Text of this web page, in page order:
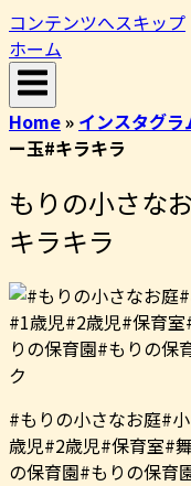
コンテンツへスキップ
ホーム
Home» インスタグラ
ー玉#キラキラ
もりの小さな
キラキラ
#もりの小さなお庭#
歳児#2歳児#保育室#
の保育園#もりの保育